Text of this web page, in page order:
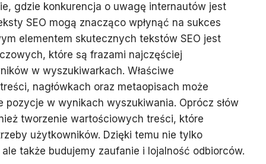
gdzie konkurencja o uwagę internautów jest
SEO mogą znacząco wpłynąć na sukces
elementem skutecznych tekstów SEO jest
które są frazami najczęściej
w wyszukiwarkach. Właściwe
nagłówkach oraz metaopisach może
pozycje w wynikach wyszukiwania. Oprócz słów
tworzenie wartościowych treści, które
użytkowników. Dzięki temu nie tylko
także budujemy zaufanie i lojalność odbiorców.